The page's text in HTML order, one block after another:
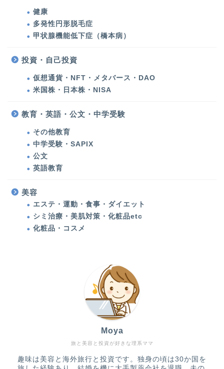
健康
多発性円形脱毛症
甲状腺機能低下症（橋本病）
投資・自己投資
仮想通貨・NFT・メタバース・DAO
米国株・日本株・NISA
教育・英語・公文・中学受験
その他教育
中学受験・SAPIX
公文
英語教育
美容
エステ・運動・食事・ダイエット
シミ治療・美肌対策・化粧品etc
化粧品・コスメ
旅と美容と投資が好きな理系ママ
Moya
趣味は美容と海外旅行と投資です。独身の頃は30か国を
甲状腺機能低下症（橋本
アメリカ生活
バックパッカーの記憶
教育・英語・公文・中学